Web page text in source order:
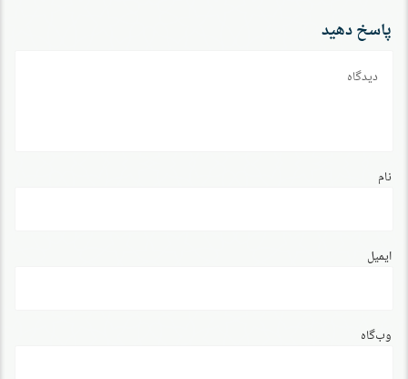
پاسخ دهید
نام
ایمیل
وب‌گاه